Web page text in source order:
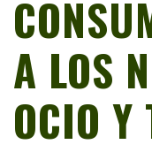
A LOS
OCIO Y